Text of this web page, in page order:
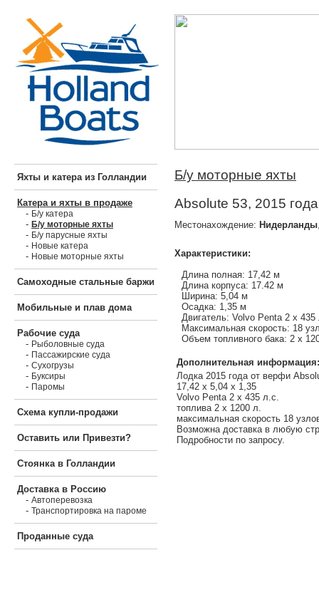
Яхты и катера из Голландии
Катера и яхты в продаже
- Б/у катера
- Б/у моторные яхты
- Б/у парусные яхты
- Новые катера
- Новые моторные яхты
Самоходные стальные баржи
Мобильные и плав дома
Рабочие суда
- Рыболовные суда
- Пассажирские суда
- Сухогрузы
- Буксиры
- Паромы
Схема купли-продажи
Оставить или Привезти?
Стоянка в Голландии
Доставка в Россию
- Автоперевозка
- Транспортировка на пароме
Проданные суда
Б/у моторные яхты
Absolute 53, 2015 года
Местонахождение: Нидерланды
Характеристики:
Длина полная: 17,42 м
Длина корпуса: 17.42 м
Ширина: 5,04 м
Осадка: 1,35 м
Двигатель: Volvo Penta 2 х 435
Максимальная скорость: 18
Объем топливного бака: 2 х
Дополнительная информация:
Лодка 2015 года от верфи
17,42 х 5,04 х 1,35
Volvo Penta 2 х 435 л.с.
топлива 2 х 1200 л.
максимальная скорость 18
Возможна доставка в любую
Подробности по запросу.